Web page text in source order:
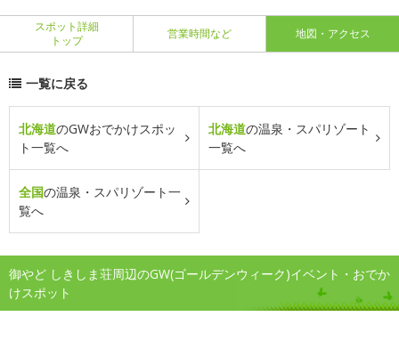
スポット詳細
トップ
営業時間など 地図・アクセス
一覧に戻る
北海道のGWおでかけスポッ
ト一覧へ
北海道の温泉・スパリゾート
一覧へ
全国の温泉・スパリゾート一
覧へ
御やど しきしま荘周辺のGW(ゴールデンウィーク)イベント・おでか
けスポット